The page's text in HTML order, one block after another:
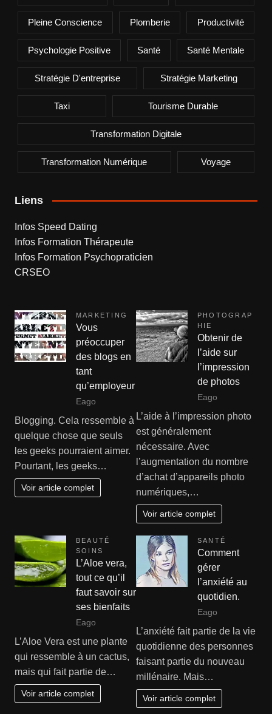
Pleine Conscience Plomberie Productivité
Psychologie Positive Santé Santé Mentale
Stratégie D'entreprise Stratégie Marketing
Taxi Tourisme Durable
Transformation Digitale
Transformation Numérique Voyage
Liens
Infos Speed Dating
Infos Formation Thérapeute
Infos Formation Psychopraticien
CRSEO
MARKETING
Vous
préoccuper
des blogs en
tant
qu’employeur
Eago
Blogging. Cela ressemble à
quelque chose que seuls
les geeks pourraient aimer.
Pourtant, les geeks…
Voir article complet
PHOTOGRAP
HIE
Obtenir de
l’aide sur
l’impression
de photos
Eago
L’aide à l’impression photo
est généralement
nécessaire. Avec
l’augmentation du nombre
d’achat d’appareils photo
numériques,…
Voir article complet
BEAUTÉ
SOINS
L’Aloe vera,
tout ce qu’il
faut savoir sur
ses bienfaits
Eago
L’Aloe Vera est une plante
qui ressemble à un cactus,
mais qui fait partie de…
Voir article complet
SANTÉ
Comment
gérer
l’anxiété au
quotidien.
Eago
L’anxiété fait partie de la vie
quotidienne des personnes
faisant partie du nouveau
millénaire. Mais…
Voir article complet